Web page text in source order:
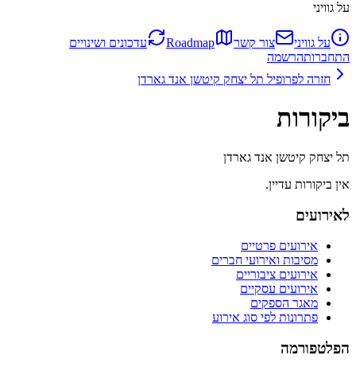
על גוויני
על גוויני צור קשר Roadmap
עדכונים ושינויים
התחברותהרשמה
חזרה לפרופיל תל יצחק קיטשן אנד גארדן
ביקורות
תל יצחק קיטשן אנד גארדן
אין ביקורות עדיין.
לאירועים
אירועים פרטיים
מסיבות ואירועי חברים
אירועים ציבוריים
אירועים עסקיים
מאגר הספקים
פתרונות לפי סוג אירוע
הפלטפורמה